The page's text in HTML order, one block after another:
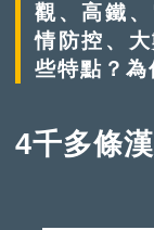
觀、高鐵
情防控、
些特點？為
4千多條